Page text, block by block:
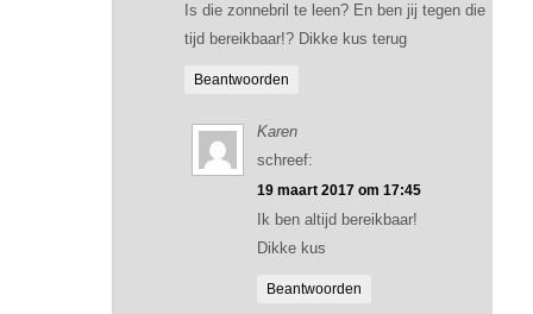
Is die zonnebril te leen? En ben jij tegen die
tijd bereikbaar!? Dikke kus terug
Beantwoorden
Karen
schreef:
19 maart 2017 om 17:45
Ik ben altijd bereikbaar!
Dikke kus
Beantwoorden